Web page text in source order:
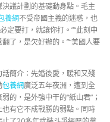
議計劃的基礎動身點。毛主
養網不受帝國主義的迷惑，也
定要打，就讓你打。”“此刻中
了，是欠好辦的。”“美國人要
簡介：先婚後愛，暖和又殘
包養網廣泛五年夜洲，遭到全
的，是外強中干的“紙山君”；
有它不成戰勝的弱點。同時